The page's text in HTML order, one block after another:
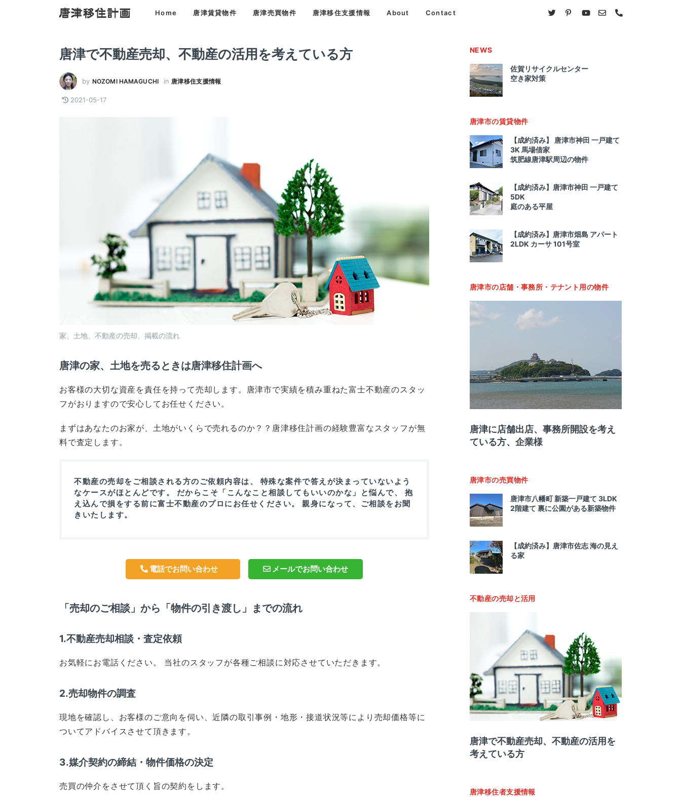
Home 唐津賃貸物件 唐津売買物件 唐津移住支援情報 About Contact
唐津で不動産売却、不動産の活用を考えている方
by NOZOMI HAMAGUCHI in 唐津移住支援情報
2021-05-17
家、土地、不動産の売却、掲載の流れ
唐津の家、土地を売るときは唐津移住計画へ
お客様の大切な資産を責任を持って売却します。唐津市で実績を積み重ねた富士不動産のスタッ
フがおりますので安心してお任せください。
まずはあなたのお家が、土地がいくらで売れるのか？？唐津移住計画の経験豊富なスタッフが無
料で査定します。
不動産の売却をご相談される方のご依頼内容は、 特殊な案件で答えが決まっていないよう
なケースがほとんどです。 だからこそ「こんなこと相談してもいいのかな」と悩んで、 抱
え込んで損をする前に富士不動産のプロにお任せください。 親身になって、ご相談をお聞
きいたします。
電話でお問い合わせ メールでお問い合わせ
「売却のご相談」から「物件の引き渡し」までの流れ
1.不動産売却相談・査定依頼
お気軽にお電話ください。 当社のスタッフが各種ご相談に対応させていただきます。
2.売却物件の調査
現地を確認し、お客様のご意向を伺い、近隣の取引事例・地形・接道状況等により売却価格等に
ついてアドバイスさせて頂きます。
3.媒介契約の締結・物件価格の決定
売買の仲介をさせて頂く旨の契約をします。
NEWS
佐賀リサイクルセンター
空き家対策
唐津市の賃貸物件
【成約済み】 唐津市神田 一戸建て
3K 馬場借家
筑肥線唐津駅周辺の物件
【成約済み】唐津市神田 一戸建て
5DK
庭のある平屋
【成約済み】唐津市畑島 アパート
2LDK カーサ 101号室
唐津市の店舗・事務所・テナント用の物件
唐津に店舗出店、事務所開設を考え
ている方、企業様
唐津市の売買物件
唐津市八幡町 新築一戸建て 3LDK
2階建て 裏に公園がある新築物件
【成約済み】唐津市佐志 海の見え
る家
不動産の売却と活用
唐津で不動産売却、不動産の活用を
考えている方
唐津移住者支援情報